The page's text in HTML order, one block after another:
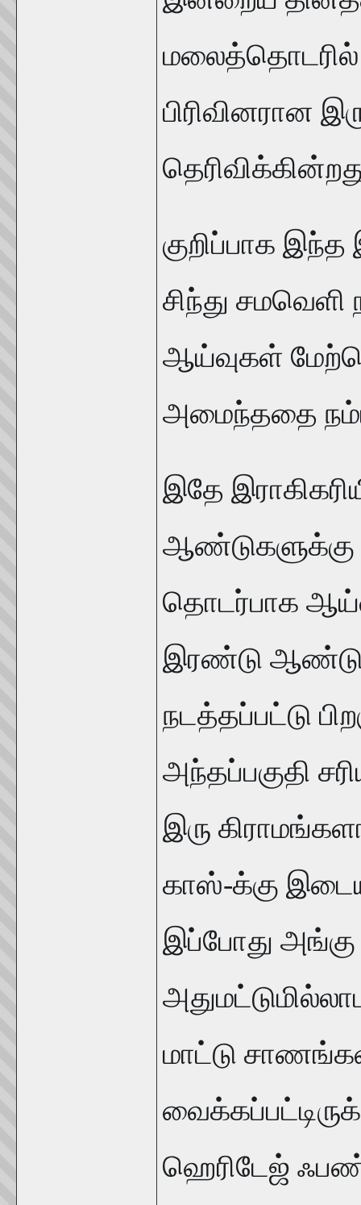
மலைத்தொடரில்
பிரிவினரான
குறிப்பாக இந்த
சிந்து சமவெளி
ஆய்வுகள்
அமைந்ததை
இதே
ஆண்டுகளுக்கு
தொடர்பாக
இரண்டு
நடத்தப்பட்டு
அந்தப்பகுதி
இரு
காஸ்-க்கு
இப்போது அங்கு
மாட்டு
ஹெரிடேஜ்